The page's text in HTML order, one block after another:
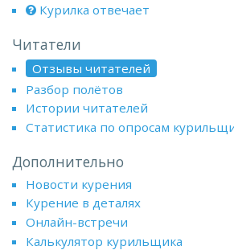
Курилка отвечает
Читатели
Отзывы читателей
Разбор полётов
Истории читателей
Статистика по опросам
Дополнительно
Новости курения
Курение в деталях
Онлайн-встречи
Калькулятор курильщика